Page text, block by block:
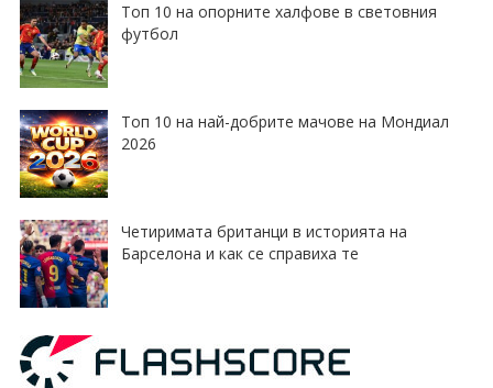
Топ 10 на опорните халфове в световния
футбол
Топ 10 на най-добрите мачове на Мондиал
2026
Четиримата британци в историята на
Барселона и как се справиха те